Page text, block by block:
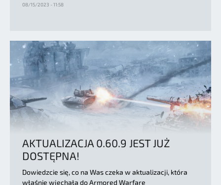
08/15/2023 - 11:58
AKTUALIZACJA 0.60.9 JEST JUŻ
DOSTĘPNA!
Dowiedzcie się, co na Was czeka w aktualizacji, która
właśnie wjechała do Armored Warfare